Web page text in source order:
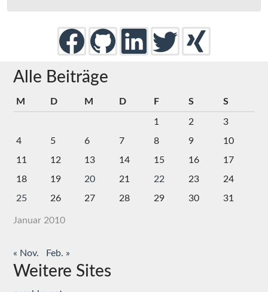
Alle Beiträge
Januar 2010
M D M D F S S
1 2
3
4
5 6 7 8 9
10
11
12 13 14 15 16
17
18
19 20 21 22 23
24
25
26 27 28 29 30 31
« Nov. Feb. »
Weitere Sites